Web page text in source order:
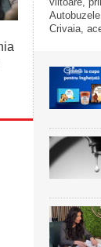
Crivaia,